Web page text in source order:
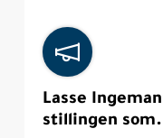
Lasse
stillingen